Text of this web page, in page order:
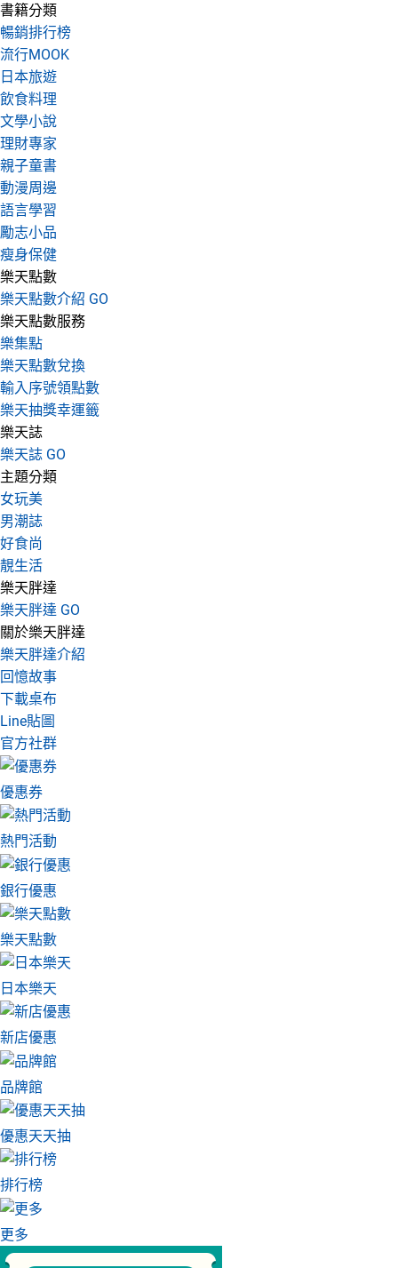
書籍分類
暢銷排行榜
流行MOOK
日本旅遊
飲食料理
文學小說
理財專家
親子童書
動漫周邊
語言學習
勵志小品
瘦身保健
樂天點數
樂天點數介紹 GO
樂天點數服務
樂集點
樂天點數兌換
輸入序號領點數
樂天抽獎幸運籤
樂天誌
樂天誌 GO
主題分類
女玩美
男潮誌
好食尚
靚生活
樂天胖達
樂天胖達 GO
關於樂天胖達
樂天胖達介紹
回憶故事
下載桌布
Line貼圖
官方社群
優惠券
熱門活動
銀行優惠
樂天點數
日本樂天
新店優惠
品牌館
優惠天天抽
排行榜
更多